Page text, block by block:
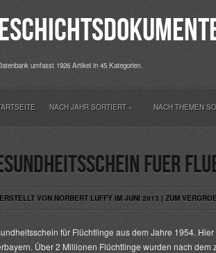
umfasst 1926 Artikel in 45 Kategorien.
NACH JAHR SORTIERT» NACH THEMEN
fuer
ERSTELLT VON NORBERT LUFFY IM JUNI 2013 | ZUM
für Flüchtlinge aus dem Jahre 1954.
Über 2 Millionen Flüchtlinge wurden nach